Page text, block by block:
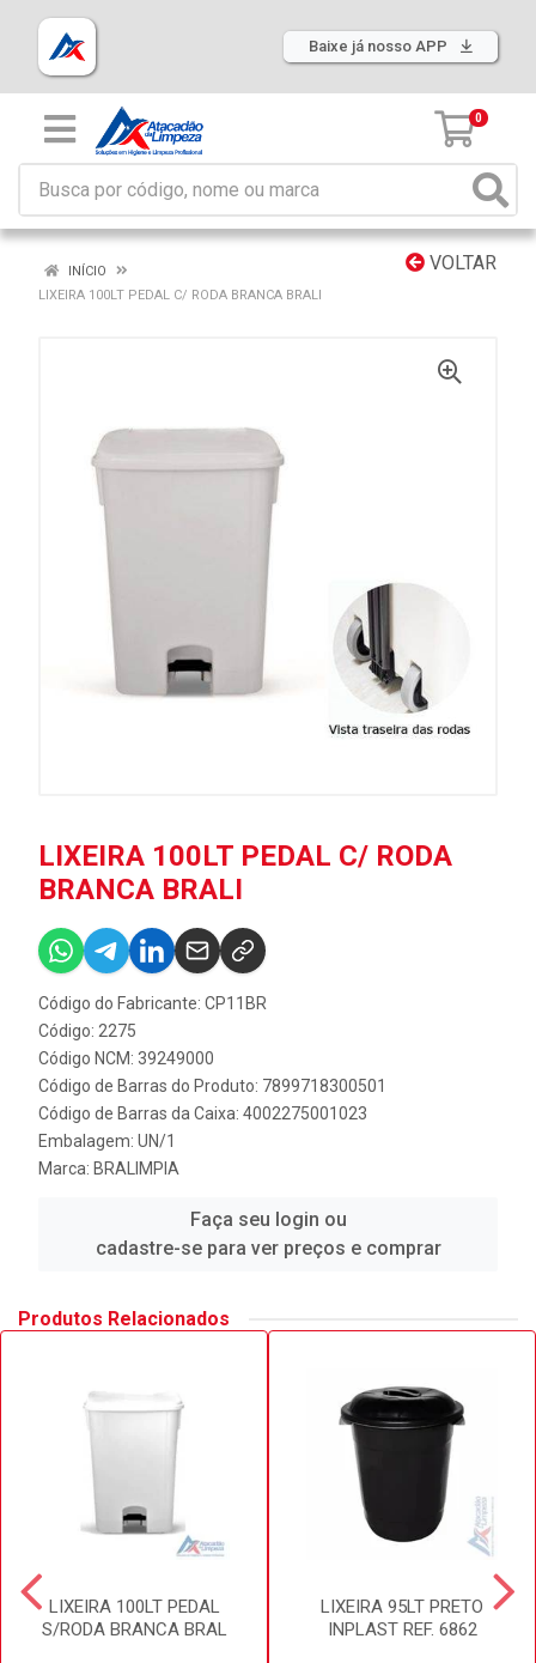
Baixe já nosso APP
0
VOLTAR
INÍCIO
LIXEIRA 100LT PEDAL C/ RODA BRANCA BRALI
LIXEIRA 100LT PEDAL C/ RODA
BRANCA BRALI
Código do Fabricante: CP11BR
Código: 2275
Código NCM: 39249000
Código de Barras do Produto: 7899718300501
Código de Barras da Caixa: 4002275001023
Embalagem: UN/1
Marca: BRALIMPIA
Faça seu login ou
cadastre-se para ver preços e comprar
Produtos Relacionados
LIXEIRA 100LT PEDAL
S/RODA BRANCA BRAL
LIXEIRA 95LT PRETO
INPLAST REF. 6862